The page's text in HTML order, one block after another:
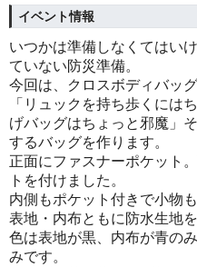
イベント情報
いつかは準備しなくてはい
ていない防災準備。
今回は、クロスボディバッグ
「リュックを持ち歩くには
げバッグはちょっと邪魔」
するバッグを作ります。
正面にファスナーポケット
トを付けました。
内側もポケット付きで小物
表地・内布ともに防水生地
色は表地が黒、内布が青の
みです。